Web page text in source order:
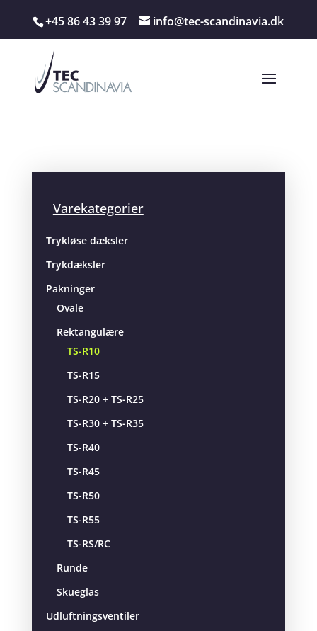
+45 86 43 39 97 info@tec-scandinavia.dk
Varekategorier
Trykløse dæksler
Trykdæksler
Pakninger
Ovale
Rektangulære
TS-R10
TS-R15
TS-R20 + TS-R25
TS-R30 + TS-R35
TS-R40
TS-R45
TS-R50
TS-R55
TS-RS/RC
Runde
Skueglas
Udluftningsventiler